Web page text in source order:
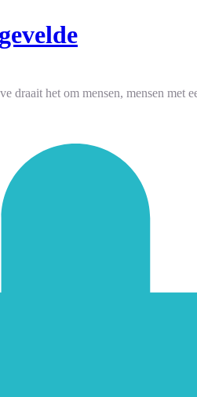
draait het om mensen, mensen met